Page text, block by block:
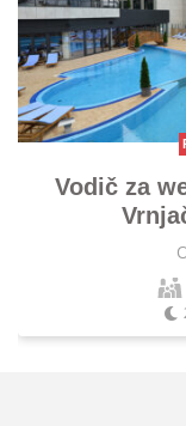
Vodič za